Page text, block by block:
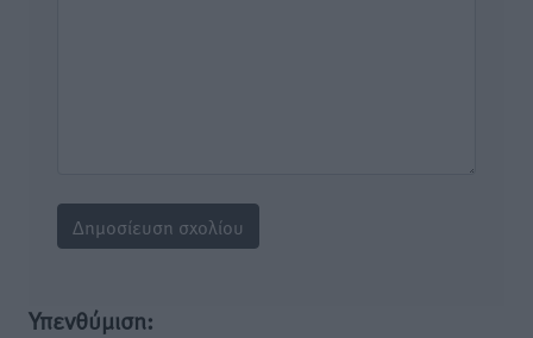
Υπενθύμιση: